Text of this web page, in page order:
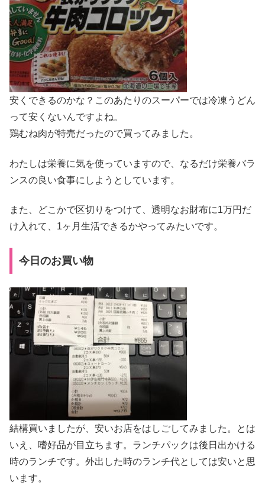
安くできるのかな？このあたりのスーパーでは冷凍うどん
って安くないんですよね。
鶏むね肉が特売だったので買ってみました。
わたしは栄養に気を使っていますので、なるだけ栄養バラ
ンスの良い食事にしようとしています。
また、どこかで区切りをつけて、透明なお財布に1万円だ
け入れて、1ヶ月生活できるかやってみたいです。
今日のお買い物
結構買いましたが、安いお店をはしごしてみました。とは
いえ、嗜好品が目立ちます。ランチパックは後日出かける
時のランチです。外出した時のランチ代としては安いと思
います。